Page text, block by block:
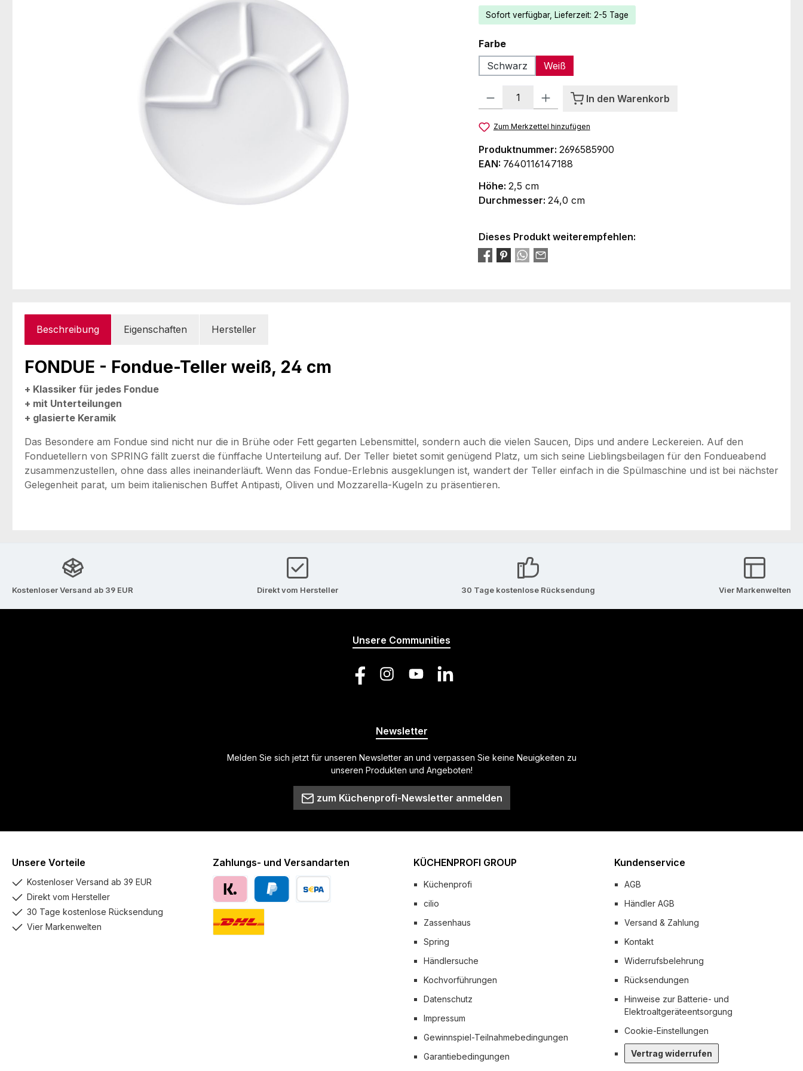
Sofort verfügbar, Lieferzeit: 2-5 Tage
Farbeauswählen
Schwarz
Weiß
Produkt Anzahl: Gib den gewünschten Wert ein oder benutze die Schaltflächen
In den Warenkorb
Zum Merkzettel hinzufügen
Produktnummer: 2696585900
EAN: 7640116147188
Höhe: 2,5 cm
Durchmesser: 24,0 cm
Dieses Produkt weiterempfehlen:
Beschreibung Eigenschaften Hersteller
FONDUE - Fondue-Teller weiß, 24 cm
+ Klassiker für jedes Fondue
+ mit Unterteilungen
+ glasierte Keramik
Das Besondere am Fondue sind nicht nur die in Brühe oder Fett gegarten Lebensmittel, sondern auch die vielen Saucen, Dips und andere Leckereien. Auf den
Fonduetellern von SPRING fällt zuerst die fünffache Unterteilung auf. Der Teller bietet somit genügend Platz, um sich seine Lieblingsbeilagen für den Fondueabend
zusammenzustellen, ohne dass alles ineinanderläuft. Wenn das Fondue-Erlebnis ausgeklungen ist, wandert der Teller einfach in die Spülmaschine und ist bei nächster
Gelegenheit parat, um beim italienischen Buffet Antipasti, Oliven und Mozzarella-Kugeln zu präsentieren.
Kostenloser Versand ab 39 EUR Direkt vom Hersteller 30 Tage kostenlose Rücksendung Vier Markenwelten
Unsere Communities
FacebookInstagramYouTube LinkedIn
Newsletter
Melden Sie sich jetzt für unseren Newsletter an und verpassen Sie keine Neuigkeiten zu
unseren Produkten und Angeboten!
zum Küchenprofi-Newsletter anmelden
Unsere Vorteile
Kostenloser Versand ab 39 EUR
Direkt vom Hersteller
30 Tage kostenlose Rücksendung
Vier Markenwelten
Zahlungs- und Versandarten
PayPal
Klarna
KÜCHENPROFI GROUP
Küchenprofi
cilio
Zassenhaus
Spring
Händlersuche
Kochvorführungen
Datenschutz
Impressum
Gewinnspiel-Teilnahmebedingungen
Garantiebedingungen
Kundenservice
AGB
Händler AGB
Versand & Zahlung
Kontakt
Widerrufsbelehrung
Rücksendungen
Hinweise zur Batterie- und
Elektroaltgeräteentsorgung
Cookie-Einstellungen
Vertrag widerrufen